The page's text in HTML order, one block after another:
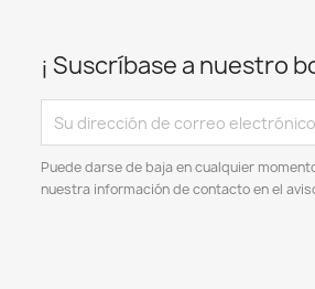
¡ Suscríbase a nuestro
Puede darse de baja en cualquier
nuestra información de contacto en el